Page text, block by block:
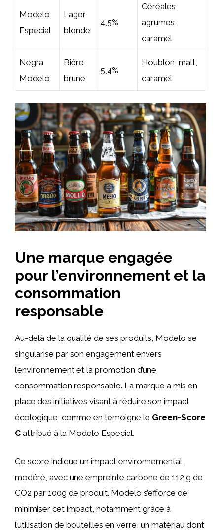
Modelo
Especial
Lager
blonde
4,5%
Céréales,
agrumes,
caramel
Negra
Modelo
Bière
brune
5,4%
Houblon, malt,
caramel
Une marque engagée
pour l’environnement et la
consommation
responsable
Au-delà de la qualité de ses produits, Modelo se
singularise par son engagement envers
l’environnement et la promotion d’une
consommation responsable. La marque a mis en
place des initiatives visant à réduire son impact
écologique, comme en témoigne le Green-Score
C attribué à la Modelo Especial.
Ce score indique un impact environnemental
modéré, avec une empreinte carbone de 112 g de
CO2 par 100g de produit. Modelo s’efforce de
minimiser cet impact, notamment grâce à
l’utilisation de bouteilles en verre, un matériau dont